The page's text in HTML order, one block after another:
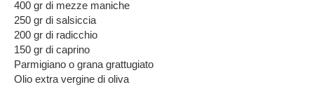
400 gr di mezze maniche
250 gr di salsiccia
200 gr di radicchio
150 gr di caprino
Parmigiano o grana grattugiato
Olio extra vergine di oliva